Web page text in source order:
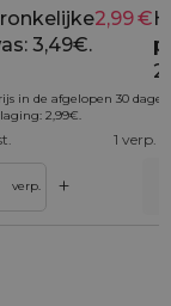
3,49€.
2,99€
in de afgelopen 30
2,99€
1 verp.
verp. +
Toevoegen aan